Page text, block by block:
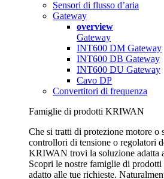
Sensori di flusso d’aria
Gateway
overview
Gateway
INT600 DM Gateway
INT600 DB Gateway
INT600 DU Gateway
Cavo DP
Convertitori di frequenza
Famiglie di prodotti KRIWAN
Che si tratti di protezione motore o
controllori di tensione o regolatori
KRIWAN trovi la soluzione adatta
Scopri le nostre famiglie di
adatto alle tue richieste.